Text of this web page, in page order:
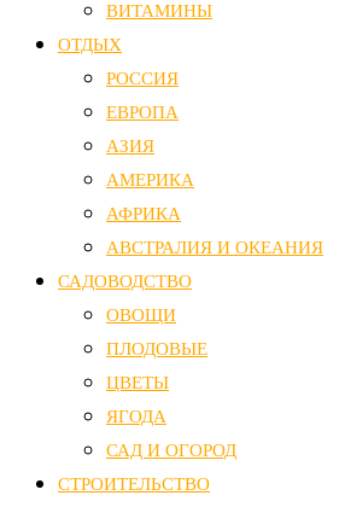
ВИТАМИНЫ
ОТДЫХ
РОССИЯ
ЕВРОПА
АЗИЯ
АМЕРИКА
АФРИКА
АВСТРАЛИЯ И ОКЕАНИЯ
САДОВОДСТВО
ОВОЩИ
ПЛОДОВЫЕ
ЦВЕТЫ
ЯГОДА
САД И ОГОРОД
СТРОИТЕЛЬСТВО